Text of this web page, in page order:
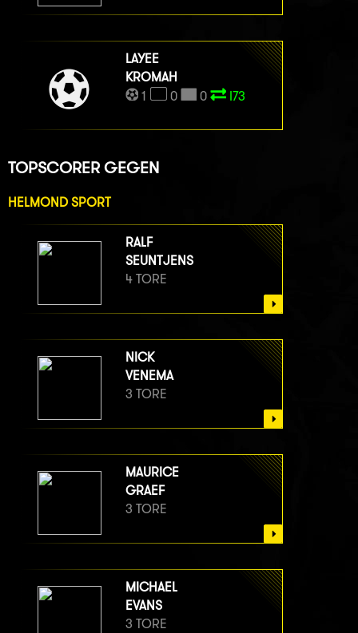
LAYEE
KROMAH
1
0 0 I73
TOPSCORER GEGEN
HELMOND SPORT
RALF
SEUNTJENS
4 TORE
NICK
VENEMA
3 TORE
MAURICE
GRAEF
3 TORE
MICHAEL
EVANS
3 TORE